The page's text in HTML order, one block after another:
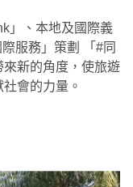
」、本地及國際義
服務」策劃 「#同
新的角度，使旅遊
會的力量。